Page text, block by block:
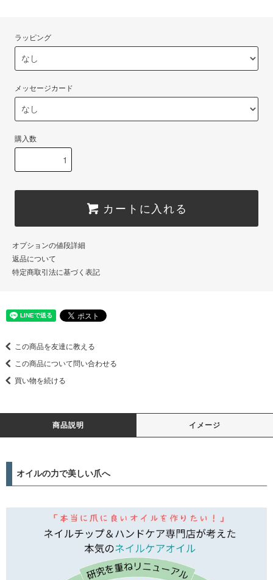
ラッピング
メッセージカード
購入数
カートに入れる
オプションの値段詳細
返品について
特定商取引法に基づく表記
この商品を友達に教える
この商品について問い合わせる
買い物を続ける
商品説明 イメージ
オイルの力で美しい爪へ